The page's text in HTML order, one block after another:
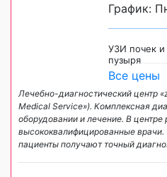
График:
УЗИ почек и
пузыря
Все цены
Лечебно-диагностический центр
Medical Service»). Комплексная
оборудовании и лечение. В центре
высококвалифицированные врачи.
пациенты получают точный